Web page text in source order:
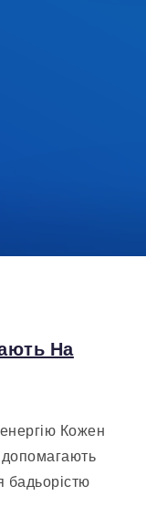
На
Кожен
допомагають
бадьорістю